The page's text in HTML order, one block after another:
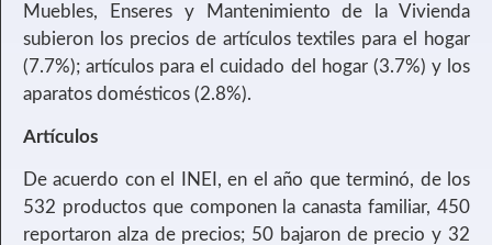
Muebles, Enseres y Mantenimiento de la Vivienda
subieron los precios de artículos textiles para el hogar
(7.7%); artículos para el cuidado del hogar (3.7%) y los
aparatos domésticos (2.8%).
Artículos
De acuerdo con el INEI, en el año que terminó, de los
532 productos que componen la canasta familiar, 450
reportaron alza de precios; 50 bajaron de precio y 32